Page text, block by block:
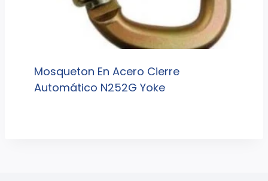
Mosqueton En Acero Cierre
Automático N252G Yoke